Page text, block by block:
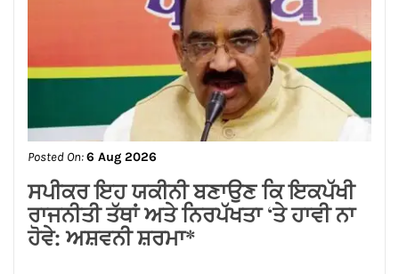
Posted On:7 Aug 2026
सीरिया में बड़ा धमाका 2 की मौत और 13 घायल